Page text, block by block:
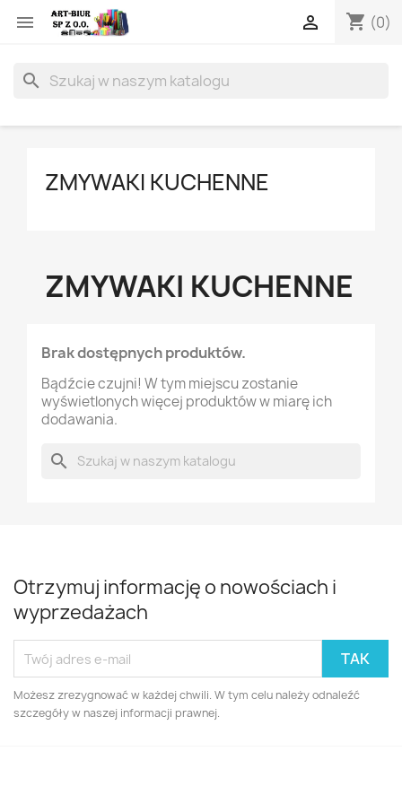
 shopping_cart (0)

search
ZMYWAKI KUCHENNE
ZMYWAKI KUCHENNE
Brak dostępnych produktów.
Bądźcie czujni! W tym miejscu zostanie
wyświetlonych więcej produktów w miarę ich
dodawania.
search
Otrzymuj informację o nowościach i
wyprzedażach
Możesz zrezygnować w każdej chwili. W tym celu należy odnaleźć
szczegóły w naszej informacji prawnej.